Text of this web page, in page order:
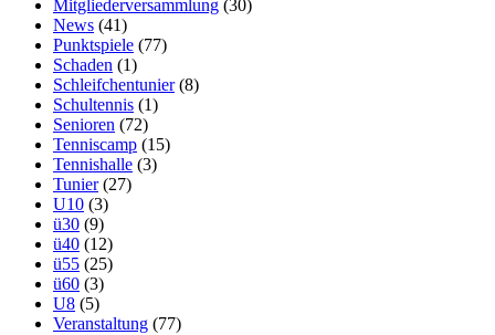
Mitgliederversammlung (30)
News (41)
Punktspiele (77)
Schaden (1)
Schleifchentunier(8)
Schultennis (1)
Senioren (72)
Tenniscamp (15)
Tennishalle (3)
Tunier(27)
U10 (3)
ü30 (9)
ü40 (12)
ü55 (25)
ü60 (3)
U8 (5)
Veranstaltung (77)